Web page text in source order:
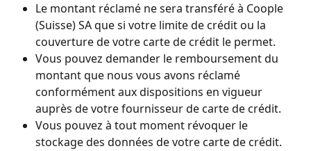
Le montant réclamé ne sera transféré à Coople
(Suisse) SA que si votre limite de crédit ou la
couverture de votre carte de crédit le permet.
Vous pouvez demander le remboursement du
montant que nous vous avons réclamé
conformément aux dispositions en vigueur
auprès de votre fournisseur de carte de crédit.
Vous pouvez à tout moment révoquer le
stockage des données de votre carte de crédit.